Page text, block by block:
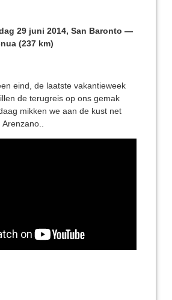
29 juni 2014, San Baronto —
(237 km)
eind, de laatste vakantieweek
de terugreis op ons gemak
mikken we aan de kust net